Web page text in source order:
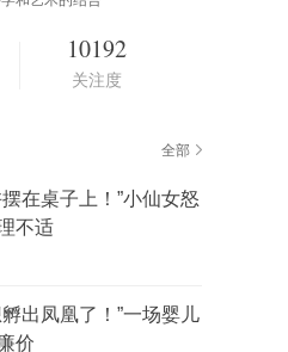
10192
关注度
全部
在桌子上！”小仙女怒
不适
出凤凰了！”一场婴儿
价